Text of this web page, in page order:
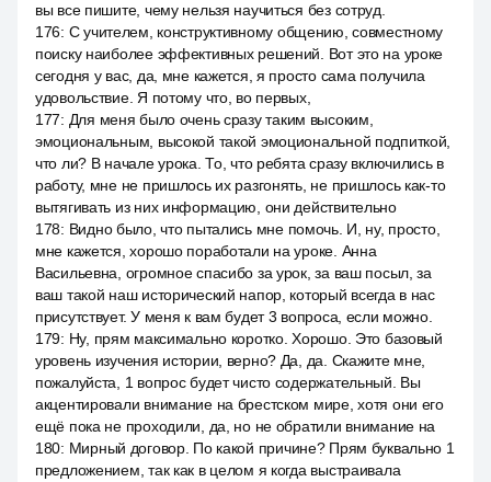
вы все пишите, чему нельзя научиться без сотруд.
176: С учителем, конструктивному общению, совместному
поиску наиболее эффективных решений. Вот это на уроке
сегодня у вас, да, мне кажется, я просто сама получила
удовольствие. Я потому что, во первых,
177: Для меня было очень сразу таким высоким,
эмоциональным, высокой такой эмоциональной подпиткой,
что ли? В начале урока. То, что ребята сразу включились в
работу, мне не пришлось их разгонять, не пришлось как-то
вытягивать из них информацию, они действительно
178: Видно было, что пытались мне помочь. И, ну, просто,
мне кажется, хорошо поработали на уроке. Анна
Васильевна, огромное спасибо за урок, за ваш посыл, за
ваш такой наш исторический напор, который всегда в нас
присутствует. У меня к вам будет 3 вопроса, если можно.
179: Ну, прям максимально коротко. Хорошо. Это базовый
уровень изучения истории, верно? Да, да. Скажите мне,
пожалуйста, 1 вопрос будет чисто содержательный. Вы
акцентировали внимание на брестском мире, хотя они его
ещё пока не проходили, да, но не обратили внимание на
180: Мирный договор. По какой причине? Прям буквально 1
предложением, так как в целом я когда выстраивала